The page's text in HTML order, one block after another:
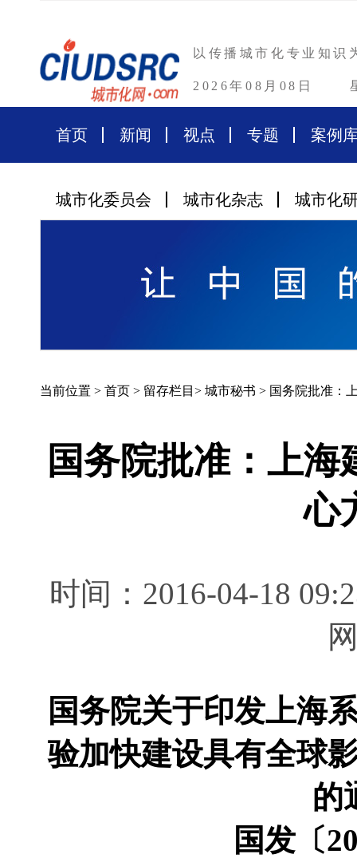
以传播城市化专业知识
2026年08月08日
首页 新闻 视点 专题 案例
城市化委员会 城市化杂志 城市化
当前位置 > 首页 > 留存栏目 > 城市秘书 > 国务院批准：
国务院批准：上
心
时间：2016-04-18
国务院关于印发上海
验加快建设具有全球
的
国发〔